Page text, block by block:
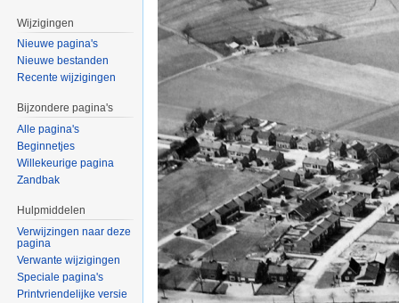
Wijzigingen
Nieuwe pagina's
Nieuwe bestanden
Recente wijzigingen
Bijzondere pagina's
Alle pagina's
Beginnetjes
Willekeurige pagina
Zandbak
Hulpmiddelen
Verwijzingen naar deze
pagina
Verwante wijzigingen
Speciale pagina's
Printvriendelijke versie